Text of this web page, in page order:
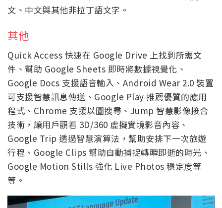
文、中文與其他非拉丁語文字。
其他
Quick Access 快速在 Google Drive 上找到所需文
件、幫助 Google Sheets 即時將數據視覺化、
Google Docs 支援語音輸入、Android Wear 2.0 裝置
可支援智慧訊息傳送、Google Play 推薦優質的應用
程式、Chrome 支援以圖搜尋、Jump 智慧影像接合
技術，讓用戶觀看 3D/360 虛擬實境影音內容、
Google Trip 透過智慧演算法，幫助安排下一次旅遊
行程、Google Clips 幫助自動捕捉轉瞬即逝的時光、
Google Motion Stills 強化 Live Photos 穩定度等
等。